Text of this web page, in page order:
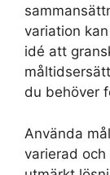
variation
idé att
du behöver
Använda
varierad